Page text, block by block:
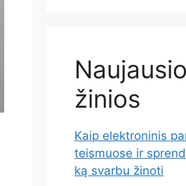
žinios
Kaip elektroninis
teismuose ir
ką svarbu žinoti